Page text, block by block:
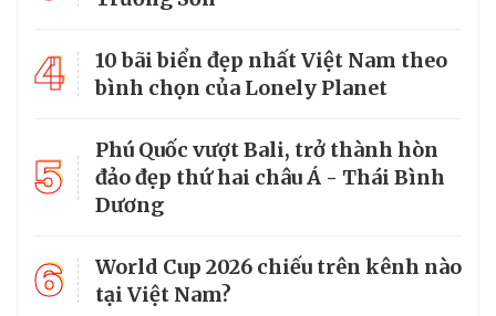
4
10 bãi biển đẹp nhất Việt Nam theo
bình chọn của Lonely Planet
5
Phú Quốc vượt Bali, trở thành hòn
đảo đẹp thứ hai châu Á - Thái Bình
Dương
6
World Cup 2026 chiếu trên kênh nào
tại Việt Nam?